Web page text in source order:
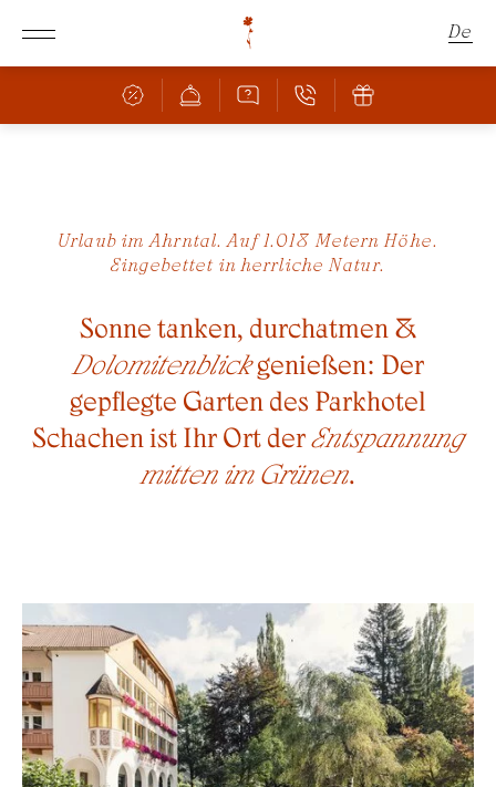
De
En
DAS SCHACHEN
HERRLICHE LAGE
Zimmer & Angebote
ZIMMER & PREISE
ANGEBOTE
INKLUSIVLEISTUNGEN
FAMILIE MIT KINDERN
BUCHUNGSINFOS
Kulinarik
BAR & RESTAURANT
PIZZERIA
KULINARISCHE HIGHLIGHTS
Wellness
Natur
AHRNTAL
SKIWORLD
ERLEBNISSE
Urlaub im Ahrntal. Auf 1.018 Metern Höhe.
Eingebettet in herrliche Natur.
Sonne tanken, durchatmen &
Dolomitenblickgenießen: Der
gepflegte Garten des Parkhotel
Schachen ist Ihr Ort der Entspannung
mitten im Grünen.